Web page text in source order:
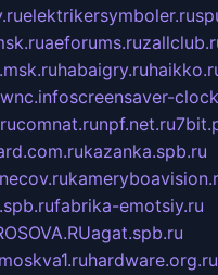
elektrikersymboler.ru
aeforums.ru
habaigry.ru
screensaver-
comnat.runpf.net.ru
kazanka.spb.ru
fabrika-emotsiy.ru
agat.spb.ru
hardware.org.ru